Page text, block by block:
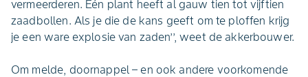
vermeerderen. Eén plant heeft al gauw tien tot vijftien
zaadbollen. Als je die de kans geeft om te ploffen krijg
je een ware explosie van zaden’’, weet de akkerbouwer.
Om melde, doornappel – en ook andere voorkomende